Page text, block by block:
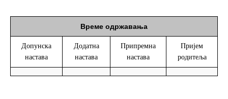
Време одржавања
Допунска
настава
Додатна
настава
Припремна
настава
Пријем
родитеља